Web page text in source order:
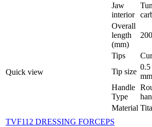
Quick view
Jaw
interior
Overall
length
(mm)
200
Tips
Tip size
mm
Handle
Type
Material
TVF112 DRESSING FORCEPS